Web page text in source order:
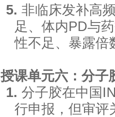
5.非临床发补高
足、体内PD与
性不足、暴露倍
授课单元六：分子
1.分子胶在中国
行申报，但审评